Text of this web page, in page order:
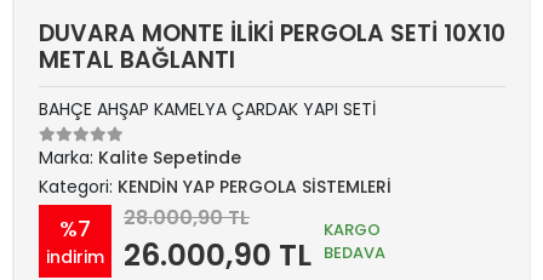
DUVARA MONTE İLİKİ PERGOLA SETİ 10X10
METAL BAĞLANTI
BAHÇE AHŞAP KAMELYA ÇARDAK YAPI SETİ
Marka: Kalite Sepetinde
Kategori: KENDİN YAP PERGOLA SİSTEMLERİ
%7
indirim
28.000,90 TL
26.000,90 TL
KARGO
BEDAVA